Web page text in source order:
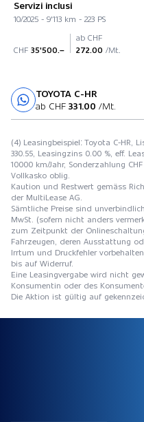
Servizi inclusi
10/2025 - 9'113 km - 223 PS
CHF 35'500.–
ab CHF
272.00 /Mt.
TOYOTA C-HR
ab CHF 331.00 /Mt.
(4) Leasingbeispiel: Toyota C-HR,
330.55, Leasingzins 0.00 %, eff.
10000 km/Jahr, Sonderzahlung
Vollkasko oblig.
Kaution und Restwert gemäss
der MultiLease AG.
Sämtliche Preise sind
MwSt. (sofern nicht anders
zum Zeitpunkt der
Fahrzeugen, deren Ausstattung
Irrtum und Druckfehler
bis auf Widerruf.
Eine Leasingvergabe wird nicht
Konsumentin oder des
Die Aktion ist gültig auf